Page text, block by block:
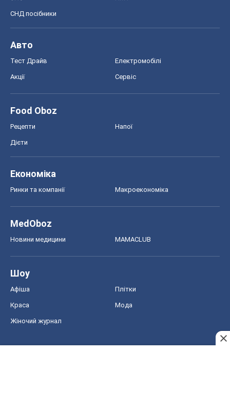
СНД посібники
Авто
Тест Драйв Електромобілі
Акції Сервіс
Food Oboz
Рецепти Напої
Дієти
Економіка
Ринки та компанії Макроекономіка
MedOboz
Новини медицини MAMACLUB
Шоу
Афіша Плітки
Краса Мода
Жіночий журнал